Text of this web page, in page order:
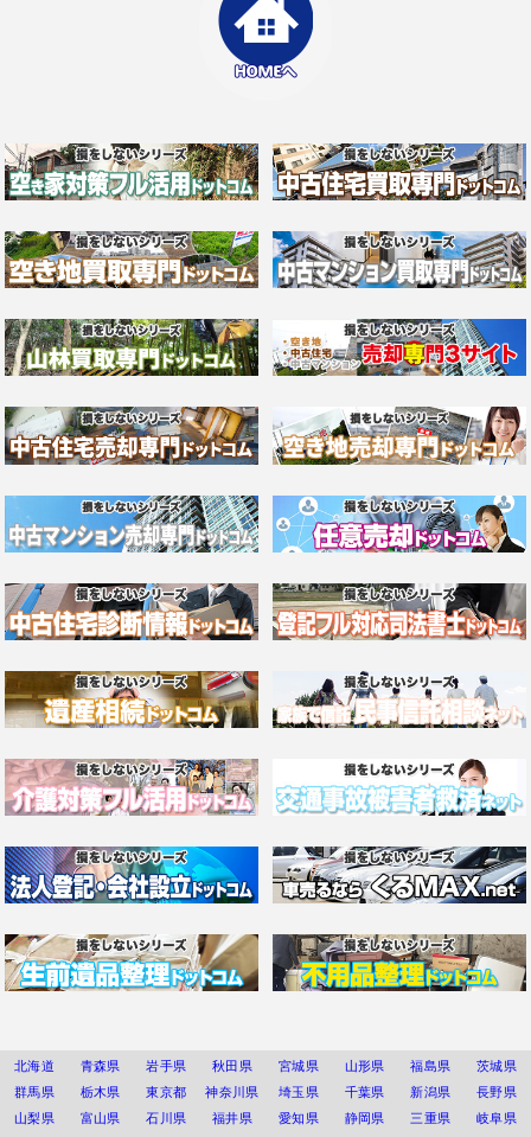
北海道 青森県 岩手県 秋田県 宮城県 山形県 福島県
茨城県
群馬県
栃木県 東京都 神奈川県 埼玉県 千葉県 新潟県
長野県
山梨県
富山県 石川県 福井県 愛知県 静岡県 三重県
岐阜県